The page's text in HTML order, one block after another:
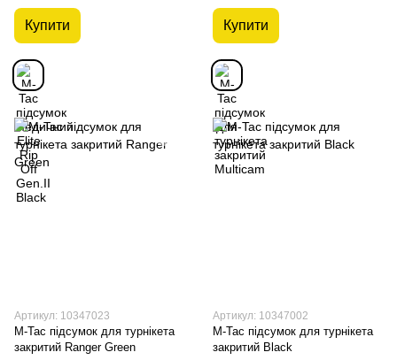
Купити Купити
Артикул: 10347023
M-Tac підсумок для турнікета
закритий Ranger Green
Артикул: 10347002
M-Tac підсумок для турнікета
закритий Black